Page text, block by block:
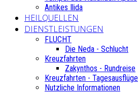
Antikes Ilida
HEILQUELLEN
DIENSTLEISTUNGEN
FLUCHT
Die Neda - Schlucht
Kreuzfahrten
Zakynthos - Rundreise
Kreuzfahrten - Tagesausflüge
Nutzliche Informationen